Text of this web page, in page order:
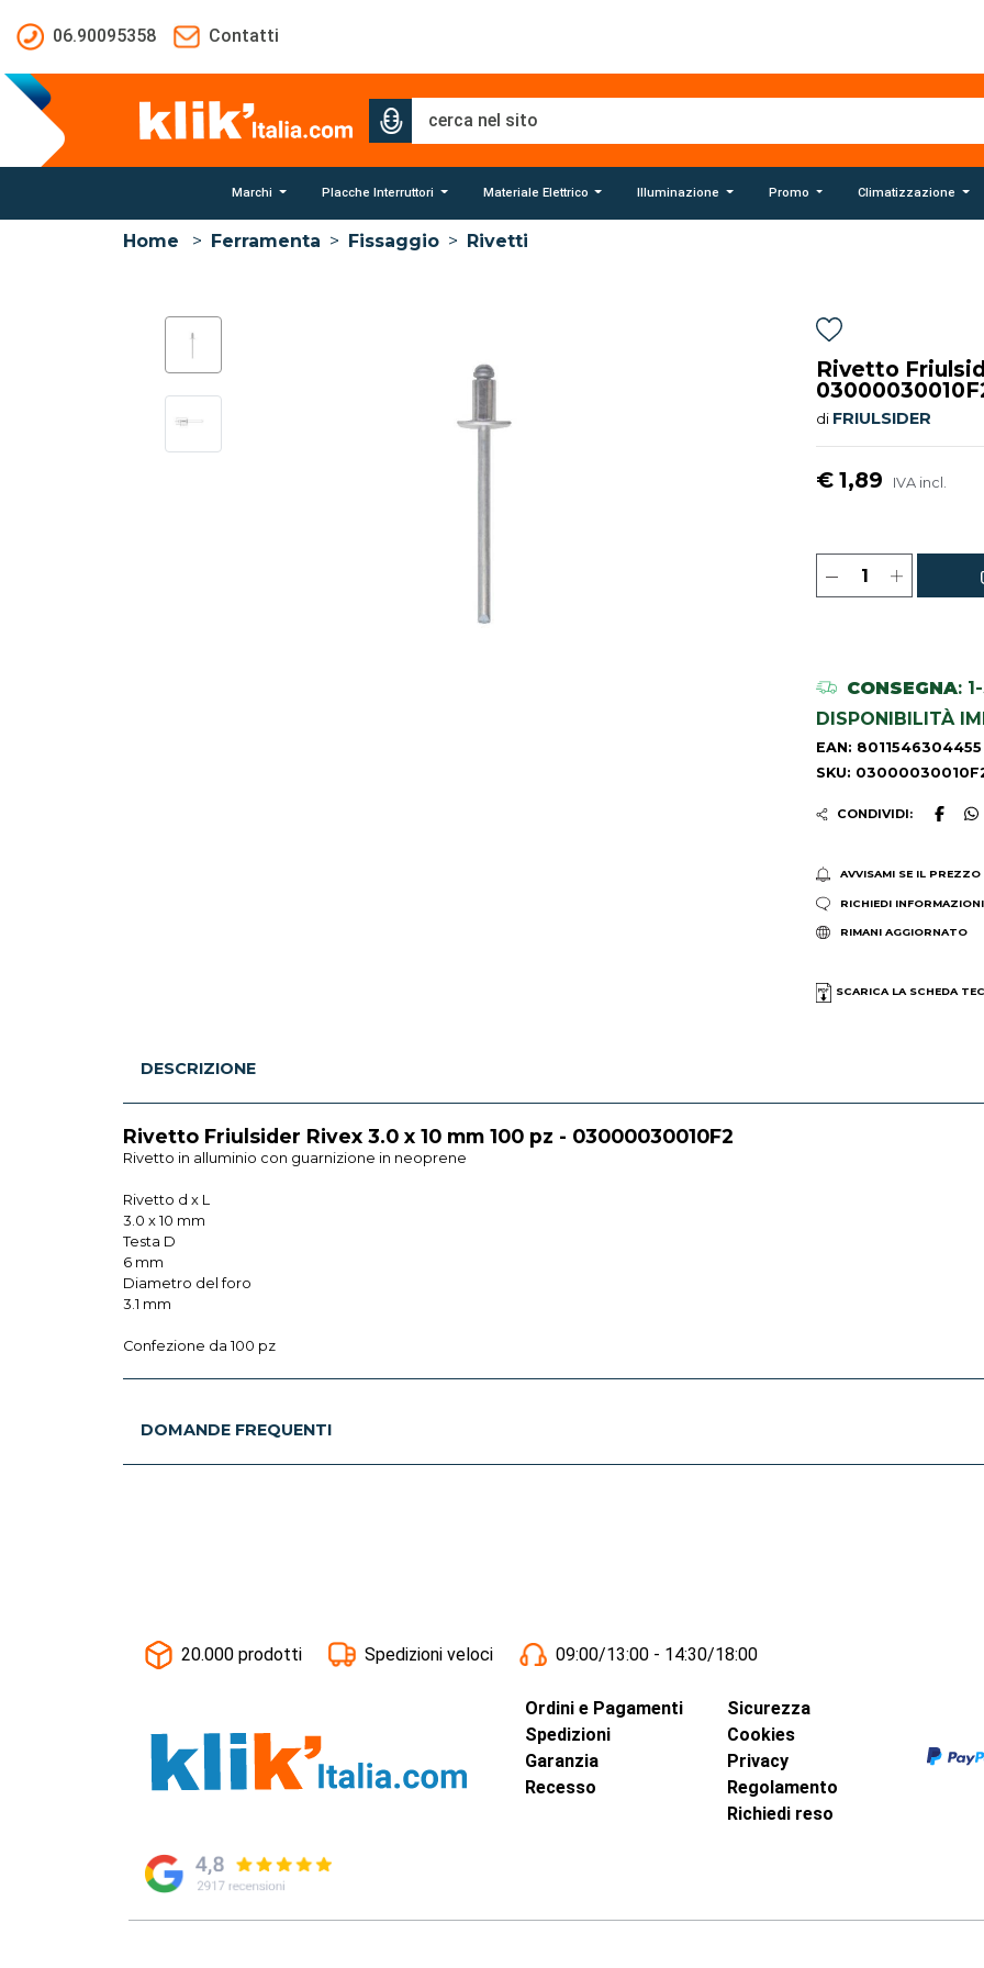
06.90095358
Contatti
Marchi Placche Interruttori Materiale Elettrico Illuminazione Promo Climatizzazione
Home > Ferramenta > Fissaggio > Rivetti
Rivetto
di FRIULSIDER
€ 1,89 IVA incl.
CONSEGNA:
DISPONIBILITÀ
EAN: 8011546304455
SKU:
CONDIVIDI:
AVVISAMI SE IL PREZZO
RICHIEDI INFORMAZIONI
RIMANI AGGIORNATO
SCARICA LA SCHEDA
DESCRIZIONE
Rivetto Friulsider Rivex 3.0 x 10 mm 100 pz - 03000030010F2
Rivetto in alluminio con guarnizione in neoprene
Rivetto d x L
3.0 x 10 mm
Testa D
6 mm
Diametro del foro
3.1 mm
Confezione da 100 pz
DOMANDE FREQUENTI
20.000 prodotti Spedizioni veloci 09:00/13:00 - 14:30/18:00
Ordini e Pagamenti
Spedizioni
Garanzia
Recesso
Sicurezza
Cookies
Privacy
Regolamento
Richiedi reso